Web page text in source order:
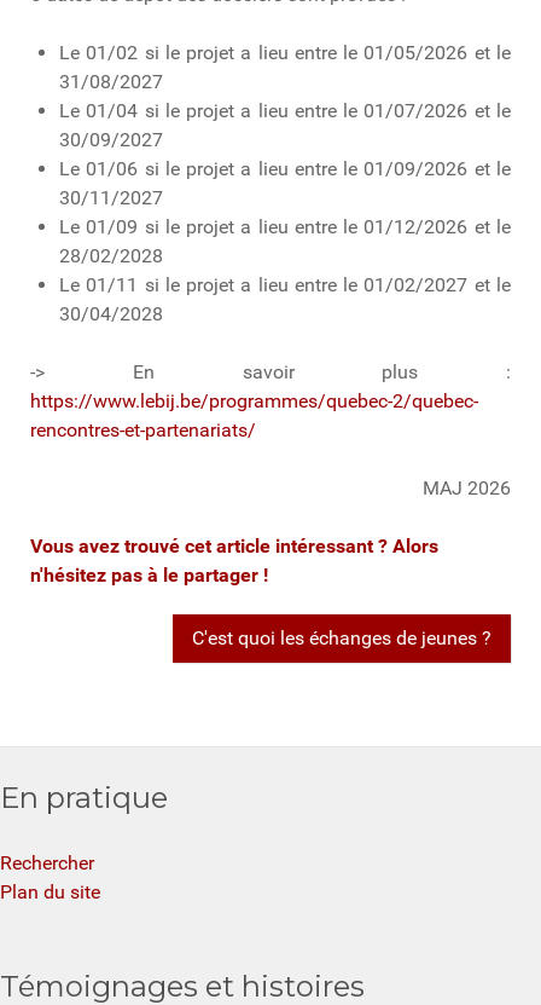
Le 01/02 si le projet a lieu entre le 01/05/2026 et le
31/08/2027
Le 01/04 si le projet a lieu entre le 01/07/2026 et le
30/09/2027
Le 01/06 si le projet a lieu entre le 01/09/2026 et le
30/11/2027
Le 01/09 si le projet a lieu entre le 01/12/2026 et le
28/02/2028
Le 01/11 si le projet a lieu entre le 01/02/2027 et le
30/04/2028
-> En savoir plus :
https://www.lebij.be/programmes/quebec-2/quebec-
rencontres-et-partenariats/
MAJ 2026
Vous avez trouvé cet article intéressant ? Alors
n'hésitez pas à le partager !
C'est quoi les échanges de jeunes ?
En pratique
Rechercher
Plan du site
Témoignages et histoires